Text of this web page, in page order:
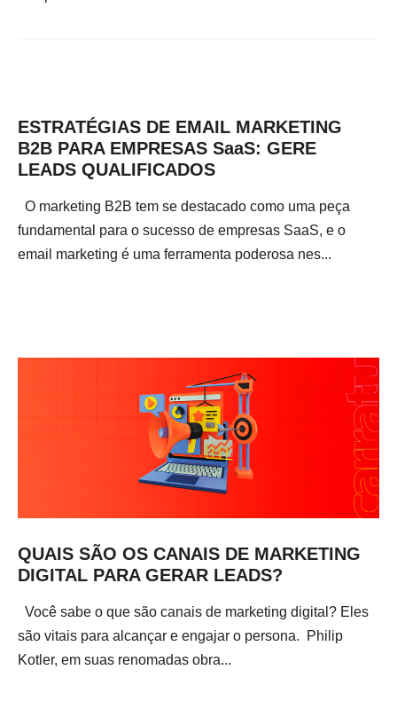
ESTRATÉGIAS DE EMAIL MARKETING
B2B PARA EMPRESAS SaaS: GERE
LEADS QUALIFICADOS
O marketing B2B tem se destacado como uma peça
fundamental para o sucesso de empresas SaaS, e o
email marketing é uma ferramenta poderosa nes...
QUAIS SÃO OS CANAIS DE MARKETING
DIGITAL PARA GERAR LEADS?
Você sabe o que são canais de marketing digital? Eles
são vitais para alcançar e engajar o persona. Philip
Kotler, em suas renomadas obra...